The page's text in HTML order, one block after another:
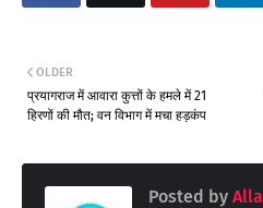
OLDER
प्रयागराज में आवारा कुत्तों के हमले में 21
हिरणों की मौत; वन विभाग में मचा हड़कंप
Posted by